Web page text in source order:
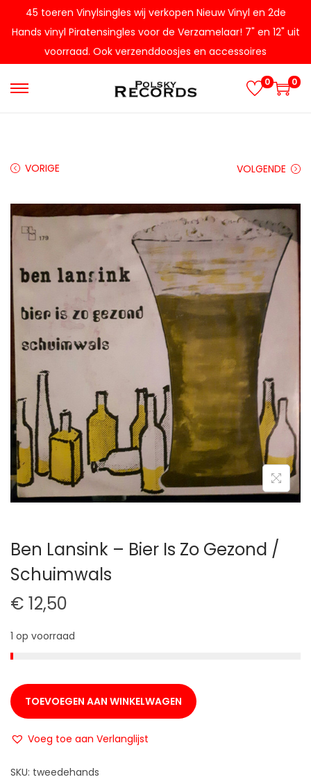
45 toeren Vinylsingles wij verkopen Nieuw Vinyl en 2de
Hands vinyl Piratensingles voor de Verzamelaar! 7" en 12" uit
voorraad. Ook verzenddoosjes en accessoires
G
n
v
i
g
a
G
d
i
n
h
o
0 0
VORIGE VOLGENDE
Ben Lansink – Bier Is Zo Gezond /
Schuimwals
€ 12,50
1 op voorraad
TOEVOEGEN AAN WINKELWAGEN
Voeg toe aan Verlanglijst
SKU: tweedehands